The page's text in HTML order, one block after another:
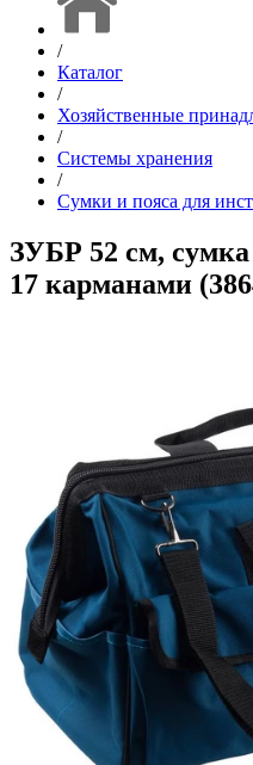
/
Каталог
/
Хозяйственные
/
Системы хранения
/
Сумки и пояса для
ЗУБР 52 см, сумка
17 карманами